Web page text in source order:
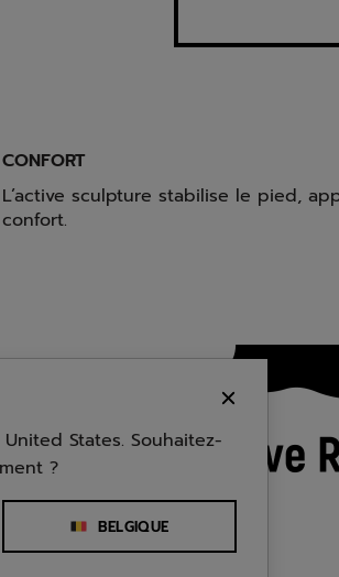
CONFORT
L’active sculpture stabilise le pied,
confort.
PROTECTION
States. Souhaitez-
?
BELGIQUE